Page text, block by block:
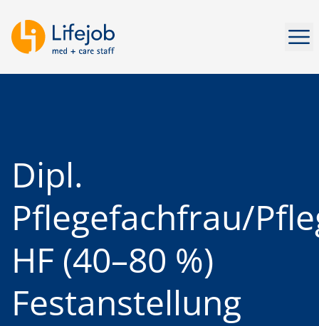
Dipl.
Pflegefachfrau/
HF (40–80 %)
Festanstellung